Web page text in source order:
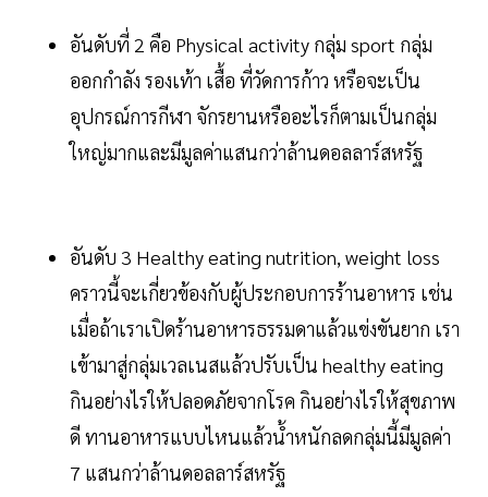
อันดับที่ 2 คือ Physical activity กลุ่ม sport กลุ่ม
ออกกำลัง รองเท้า เสื้อ ที่วัดการก้าว หรือจะเป็น
อุปกรณ์การกีฬา จักรยานหรืออะไรก็ตามเป็นกลุ่ม
ใหญ่มากและมีมูลค่าแสนกว่าล้านดอลลาร์สหรัฐ
อันดับ 3 Healthy eating nutrition, weight loss
คราวนี้จะเกี่ยวข้องกับผู้ประกอบการร้านอาหาร เช่น
เมื่อถ้าเราเปิดร้านอาหารธรรมดาแล้วแข่งขันยาก เรา
เข้ามาสู่กลุ่มเวลเนสแล้วปรับเป็น healthy eating
กินอย่างไรให้ปลอดภัยจากโรค กินอย่างไรให้สุขภาพ
ดี ทานอาหารแบบไหนแล้วน้ำหนักลดกลุ่มนี้มีมูลค่า
7 แสนกว่าล้านดอลลาร์สหรัฐ